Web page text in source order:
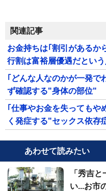
関連記事
お金持ちは｢割引がある
行割は富裕層優遇だとい
｢どんな人なのかが一発で
ず確認する"身体の部位"
｢仕事やお金を失ってもや
く発症する"セックス依存
あわせて読みたい
「秀吉
い...お市